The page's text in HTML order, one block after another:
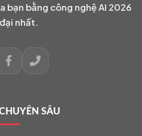
bạn bằng công nghệ AI 2026
nhất.
SÂU